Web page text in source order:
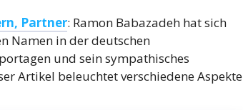
Partner: Ramon Babazadeh hat sich
Namen in der deutschen
und sein sympathisches
Artikel beleuchtet verschiedene Aspekte